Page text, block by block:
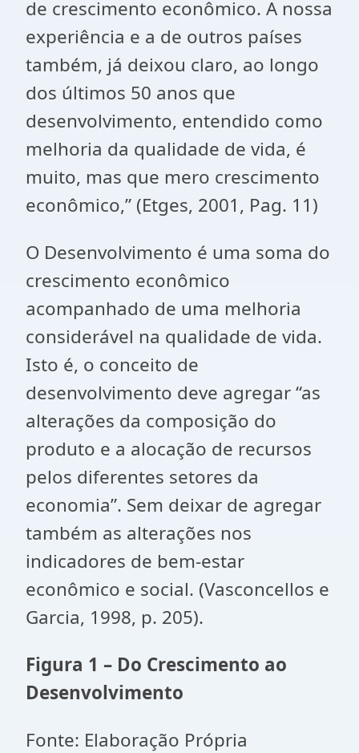
de crescimento econômico. A nossa
experiência e a de outros países
também, já deixou claro, ao longo
dos últimos 50 anos que
desenvolvimento, entendido como
melhoria da qualidade de vida, é
muito, mas que mero crescimento
econômico,” (Etges, 2001, Pag. 11)
O Desenvolvimento é uma soma do
crescimento econômico
acompanhado de uma melhoria
considerável na qualidade de vida.
Isto é, o conceito de
desenvolvimento deve agregar “as
alterações da composição do
produto e a alocação de recursos
pelos diferentes setores da
economia”. Sem deixar de agregar
também as alterações nos
indicadores de bem-estar
econômico e social. (Vasconcellos e
Garcia, 1998, p. 205).
Figura 1 – Do Crescimento ao
Desenvolvimento
Fonte: Elaboração Própria